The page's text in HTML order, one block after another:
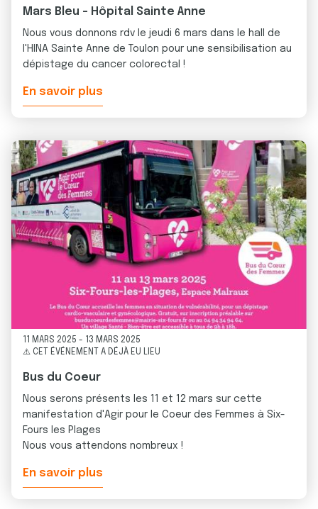
Mars Bleu - Hôpital Sainte Anne
Nous vous donnons rdv le jeudi 6 mars dans le hall de
l'HINA Sainte Anne de Toulon pour une sensibilisation au
dépistage du cancer colorectal !
En savoir plus
11 MARS 2025 -
13 MARS 2025
⚠️ CET ÉVÉNEMENT A DÉJÀ EU LIEU
Bus du Coeur
Nous serons présents les 11 et 12 mars sur cette
manifestation d'Agir pour le Coeur des Femmes à Six-
Fours les Plages
Nous vous attendons nombreux !
En savoir plus